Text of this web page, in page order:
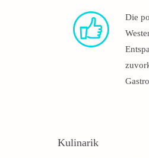
Die
Kulinarik